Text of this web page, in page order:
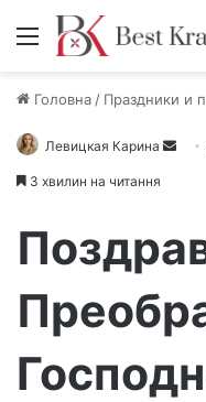
Меню
Головна / Праздники и
Левицкая Карина
а
и
т
п
3 хвилин на читання